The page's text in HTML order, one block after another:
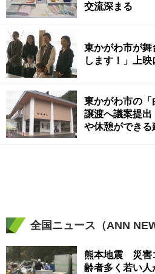
交流深まる
東かがわ市が
します！」上
東かがわ市の
譲渡へ議案提
や休憩ができ
全国ニュース（ANN
熊本地震 災害
齢者多く若い人